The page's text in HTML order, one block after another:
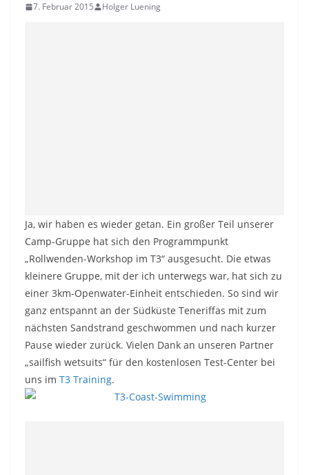
7. Februar 2015 Holger Luening
Ja, wir haben es wieder getan. Ein großer Teil unserer
Camp-Gruppe hat sich den Programmpunkt
„Rollwenden-Workshop im T3“ ausgesucht. Die etwas
kleinere Gruppe, mit der ich unterwegs war, hat sich zu
einer 3km-Openwater-Einheit entschieden. So sind wir
ganz entspannt an der Südküste Teneriffas mit zum
nächsten Sandstrand geschwommen und nach kurzer
Pause wieder zurück. Vielen Dank an unseren Partner
„sailfish wetsuits“ für den kostenlosen Test-Center bei
uns im T3 Training.